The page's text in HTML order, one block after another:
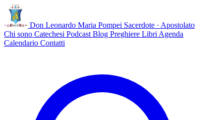
Don Leonardo Maria Pompei Sacerdote · Apostolato
Chi sono Catechesi Podcast Blog Preghiere Libri Agenda
Calendario Contatti